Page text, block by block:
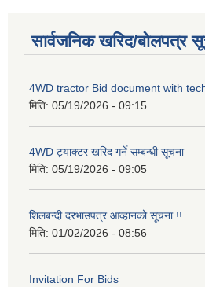
सार्वजनिक खरिद/बोलपत्र
4WD tractor Bid document with
मिति: 05/19/2026 - 09:15
4WD ट्याक्टर खरिद गर्ने सम्बन्धी सूचना
मिति: 05/19/2026 - 09:05
शिलबन्दी दरभाउपत्र आव्हानको सूचना !!
मिति: 01/02/2026 - 08:56
Invitation For Bids